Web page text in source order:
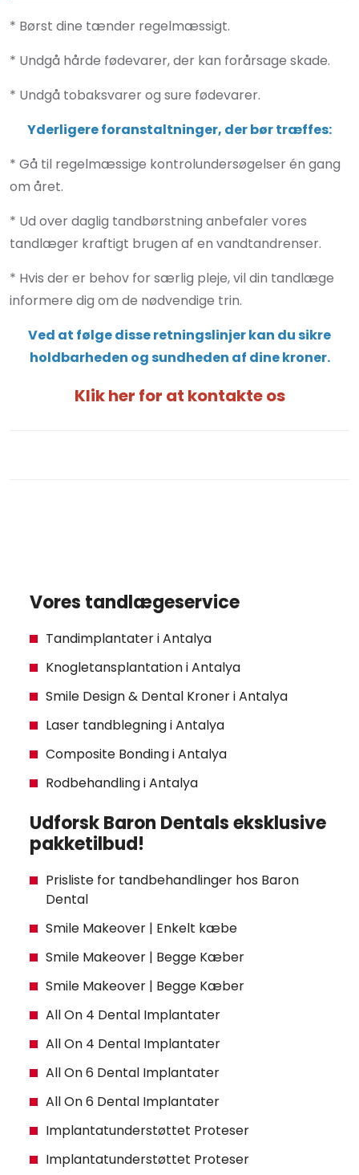
* Børst dine tænder regelmæssigt.
* Undgå hårde fødevarer, der kan forårsage skade.
* Undgå tobaksvarer og sure fødevarer.
Yderligere foranstaltninger, der bør træffes:
* Gå til regelmæssige kontrolundersøgelser én gang
om året.
* Ud over daglig tandbørstning anbefaler vores
tandlæger kraftigt brugen af en vandtandrenser.
* Hvis der er behov for særlig pleje, vil din tandlæge
informere dig om de nødvendige trin.
Ved at følge disse retningslinjer kan du sikre
holdbarheden og sundheden af dine kroner.
Klik her for at kontakte os
Vores tandlægeservice
Tandimplantater i Antalya
Knogletansplantation i Antalya
Smile Design & Dental Kroner i Antalya
Laser tandblegning i Antalya
Composite Bonding i Antalya
Rodbehandling i Antalya
Udforsk Baron Dentals eksklusive
pakketilbud!
Prisliste for tandbehandlinger hos Baron
Dental
Smile Makeover | Enkelt kæbe
Smile Makeover | Begge Kæber
Smile Makeover | Begge Kæber
All On 4 Dental Implantater
All On 4 Dental Implantater
All On 6 Dental Implantater
All On 6 Dental Implantater
Implantatunderstøttet Proteser
Implantatunderstøttet Proteser